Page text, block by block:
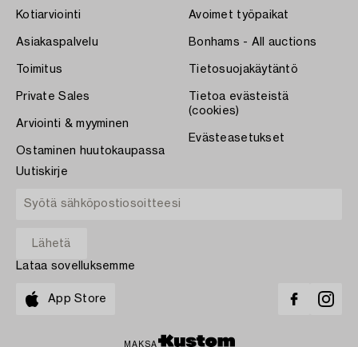
Kotiarviointi
Asiakaspalvelu
Toimitus
Private Sales
Arviointi & myyminen
Ostaminen huutokaupassa
Avoimet työpaikat
Bonhams - All auctions
Tietosuojakäytäntö
Tietoa evästeistä
(cookies)
Evästeasetukset
Uutiskirje
Lataa sovelluksemme
App Store
MAKSA